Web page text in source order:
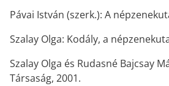
Pávai István (szerk.): A
Szalay Olga: Kodály, a
Szalay Olga és Rudasné Bajcsay
Társaság, 2001.